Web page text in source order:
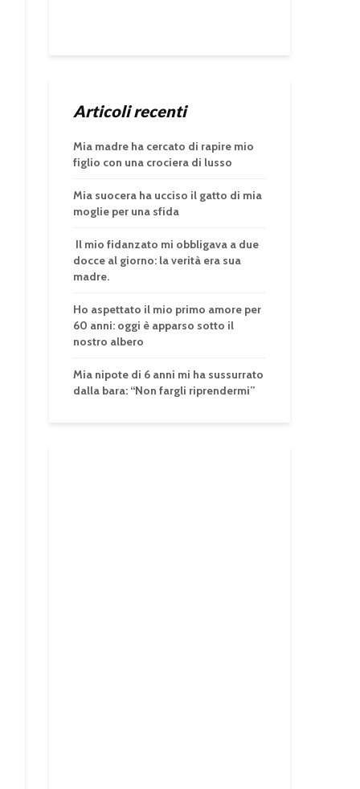
Articoli recenti
Mia madre ha cercato di rapire mio
figlio con una crociera di lusso
Mia suocera ha ucciso il gatto di mia
moglie per una sfida
Il mio fidanzato mi obbligava a due
docce al giorno: la verità era sua
madre.
Ho aspettato il mio primo amore per
60 anni: oggi è apparso sotto il
nostro albero
Mia nipote di 6 anni mi ha sussurrato
dalla bara: “Non fargli riprendermi”